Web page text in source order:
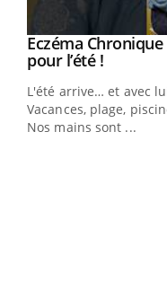
Youtube
Eczéma
pour l’été !Youtube
L'été arrive… et avec
Vacances, plage,
Nos mains sont ...